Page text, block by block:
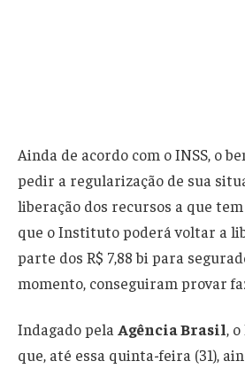
Ainda de acordo com o INSS, o
pedir a regularização de sua
liberação dos recursos a que
que o Instituto poderá voltar a
parte dos R$ 7,88 bi para
momento, conseguiram provar
Indagado pela Agência Brasil,
que, até essa quinta-feira (31),